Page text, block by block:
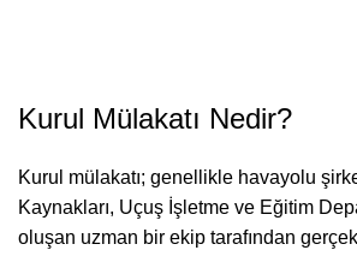
Kurul Mülakatı Nedir?
Kurul mülakatı; genellikle havayolu
Kaynakları, Uçuş İşletme ve Eğitim
oluşan uzman bir ekip tarafından